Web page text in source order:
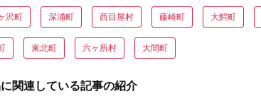
沢町 深浦町 西目屋村 藤崎町 大鰐町
東北町 六ヶ所村 大間町
関連している記事の紹介